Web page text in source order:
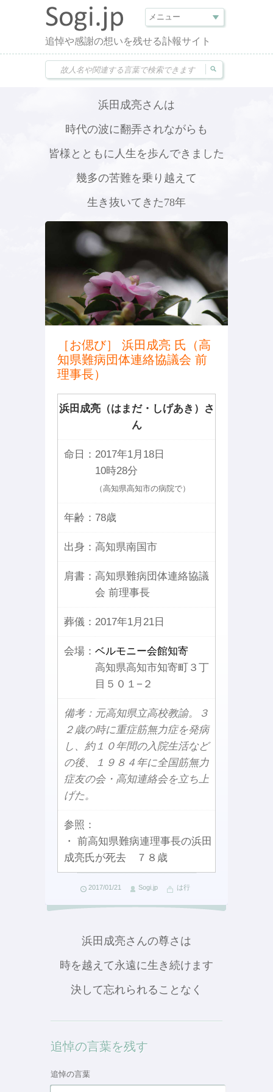
追悼や感謝の想いを残せる訃報サイト
浜田成亮さんは
時代の波に翻弄されながらも
皆様とともに人生を歩んできました
幾多の苦難を乗り越えて
生き抜いてきた78年
［お偲び］ 浜田成亮 氏（高
知県難病団体連絡協議会 前
理事長）
浜田成亮（はまだ・しげあき）さ
ん
命日： 2017年1月18日
10時28分
（高知県高知市の病院で）
年齢： 78歳
出身： 高知県南国市
肩書： 高知県難病団体連絡協議
会 前理事長
葬儀： 2017年1月21日
会場： ベルモニー会館知寄
高知県高知市知寄町３丁
目５０１−２
備考：元高知県立高校教諭。３
２歳の時に重症筋無力症を発病
し、約１０年間の入院生活など
の後、１９８４年に全国筋無力
症友の会・高知連絡会を立ち上
げた。
参照：
・ 前高知県難病連理事長の浜田
成亮氏が死去 ７８歳
2017/01/21 Sogi.jp は行
浜田成亮さんの尊さは
時を越えて永遠に生き続けます
決して忘れられることなく
追悼の言葉を残す
追悼の言葉